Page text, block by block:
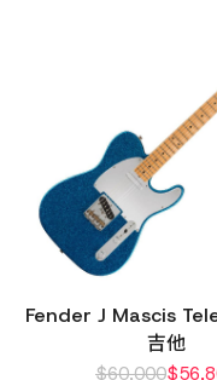
Fender J Mascis
吉他
$60,000$